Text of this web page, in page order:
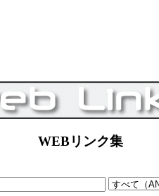
WEBリンク集